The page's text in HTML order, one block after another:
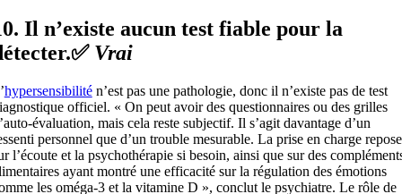
Il n’existe aucun test fiable pour la
Vrai
hypersensibilitén’est pas une pathologie, donc il n’existe pas de test
officiel. « On peut avoir des questionnaires ou des grilles
évaluation, mais cela reste subjectif. Il s’agit davantage d’un
personnel que d’un trouble mesurable. La prise en charge repose
l’écoute et la psychothérapie si besoin, ainsi que sur des
ayant montré une efficacité sur la régulation des émotions
les oméga-3 et la vitamine D », conclut le psychiatre. Le rôle de